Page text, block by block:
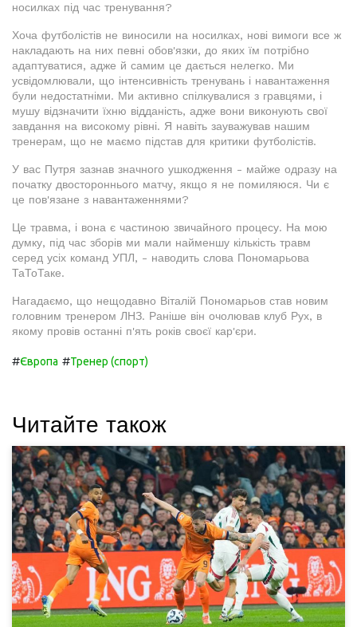
носилках під час тренування?
Хоча футболістів не виносили на носилках, нові вимоги все ж
накладають на них певні обов'язки, до яких їм потрібно
адаптуватися, адже й самим це дається нелегко. Ми
усвідомлювали, що інтенсивність тренувань і навантаження
були недостатніми. Ми активно спілкувалися з гравцями, і
мушу відзначити їхню відданість, адже вони виконують свої
завдання на високому рівні. Я навіть зауважував нашим
тренерам, що не маємо підстав для критики футболістів.
У вас Путря зазнав значного ушкодження - майже одразу на
початку двостороннього матчу, якщо я не помиляюся. Чи є
це пов'язане з навантаженнями?
Це травма, і вона є частиною звичайного процесу. На мою
думку, під час зборів ми мали найменшу кількість травм
серед усіх команд УПЛ, - наводить слова Пономарьова
ТаТоТаке.
Нагадаємо, що нещодавно Віталій Пономарьов став новим
головним тренером ЛНЗ. Раніше він очолював клуб Рух, в
якому провів останні п'ять років своєї кар'єри.
#Європа #Тренер (спорт)
Читайте також